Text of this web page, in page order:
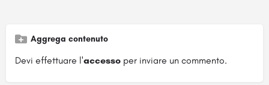
Aggrega contenuto
Devi effettuare l'accesso per inviare un commento.